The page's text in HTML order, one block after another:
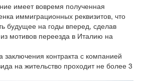
имеет вовремя полученная
иммиграционных реквизитов, что
будущее на годы вперед, сделав
мотивов переезда в Италию на
заключения контракта с компанией
на жительство проходит не более 3